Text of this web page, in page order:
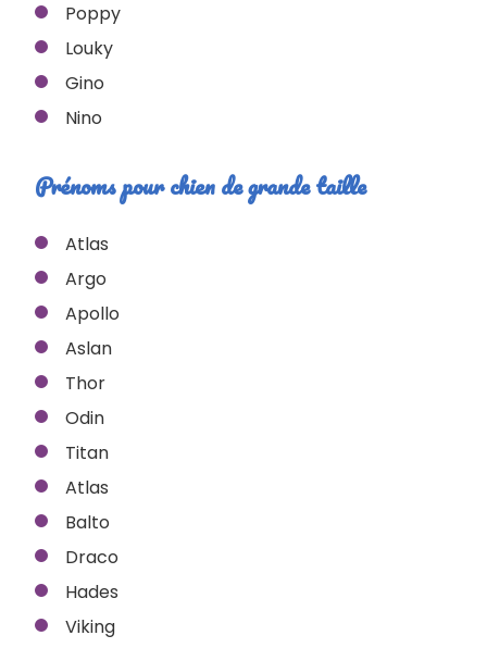
Poppy
Louky
Gino
Nino
Prénoms pour chien de grande taille
Atlas
Argo
Apollo
Aslan
Thor
Odin
Titan
Atlas
Balto
Draco
Hades
Viking